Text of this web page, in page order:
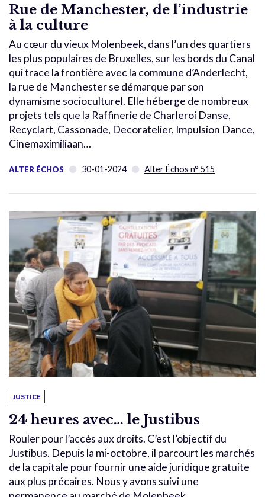
Rue de Manchester, de l’industrie
à la culture
Au cœur du vieux Molenbeek, dans l’un des quartiers
les plus populaires de Bruxelles, sur les bords du Canal
qui trace la frontière avec la commune d’Anderlecht,
la rue de Manchester se démarque par son
dynamisme socioculturel. Elle héberge de nombreux
projets tels que la Raffinerie de Charleroi Danse,
Recyclart, Cassonade, Decoratelier, Impulsion Dance,
Cinemaximiliaan…
ALTER ÉCHOS 30-01-2024 Alter Échos n° 515
JUSTICE
24 heures avec… le Justibus
Rouler pour l’accès aux droits. C’est l’objectif du
Justibus. Depuis la mi-octobre, il parcourt les marchés
de la capitale pour fournir une aide juridique gratuite
aux plus précaires. Nous y avons suivi une